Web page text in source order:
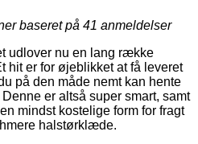
baseret på 41 anmeldelser
udlover nu en lang række
hit er for øjeblikket at få leveret
på den måde nemt kan hente
er altså super smart, samt
mindst kostelige form for fragt
halstørklæde.